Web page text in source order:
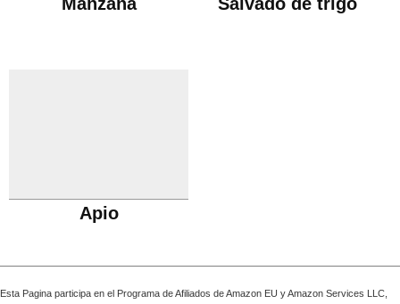
Apio
Esta Pagina participa en el Programa de Afiliados de Amazon EU y Amazon Services LLC,